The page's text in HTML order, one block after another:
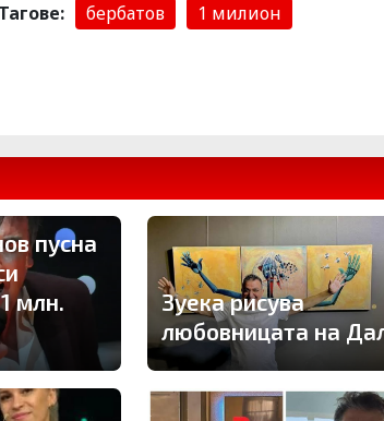
Тагове: бербатов 1 милион
пусна
млн.
Зуека рисува
любовницата на